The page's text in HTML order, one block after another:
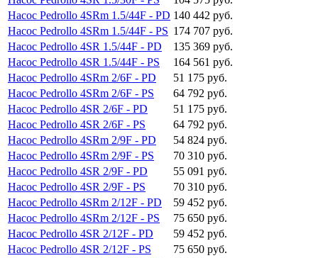
Насос Pedrollo 4SRm 1.5/44F - PD 140 442 руб.
Насос Pedrollo 4SRm 1.5/44F - PS 174 707 руб.
Насос Pedrollo 4SR 1.5/44F - PD
135 369 руб.
Насос Pedrollo 4SR 1.5/44F - PS
164 561 руб.
Насос Pedrollo 4SRm 2/6F - PD
51 175 руб.
Насос Pedrollo 4SRm 2/6F - PS
64 792 руб.
Насос Pedrollo 4SR 2/6F - PD
51 175 руб.
Насос Pedrollo 4SR 2/6F - PS
64 792 руб.
Насос Pedrollo 4SRm 2/9F - PD
54 824 руб.
Насос Pedrollo 4SRm 2/9F - PS
70 310 руб.
Насос Pedrollo 4SR 2/9F - PD
55 091 руб.
Насос Pedrollo 4SR 2/9F - PS
70 310 руб.
Насос Pedrollo 4SRm 2/12F - PD
59 452 руб.
Насос Pedrollo 4SRm 2/12F - PS
75 650 руб.
Насос Pedrollo 4SR 2/12F - PD
59 452 руб.
Насос Pedrollo 4SR 2/12F - PS
75 650 руб.